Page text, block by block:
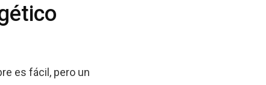
es fácil, pero un